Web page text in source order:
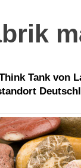
Tank von